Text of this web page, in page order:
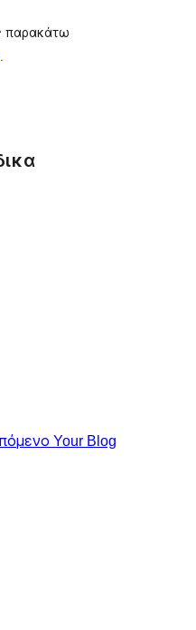
παρακάτω
Your Blog